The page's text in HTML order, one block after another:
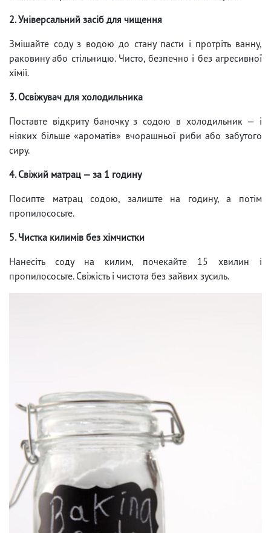
2. Універсальний засіб для чищення
Змішайте соду з водою до стану пасти і протріть ванну,
раковину або стільницю. Чисто, безпечно і без агресивної
хімії.
3. Освіжувач для холодильника
Поставте відкриту баночку з содою в холодильник — і
ніяких більше «ароматів» вчорашньої риби або забутого
сиру.
4. Свіжий матрац — за 1 годину
Посипте матрац содою, залиште на годину, а потім
пропилососьте.
5. Чистка килимів без хімчистки
Нанесіть соду на килим, почекайте 15 хвилин і
пропилососьте. Свіжість і чистота без зайвих зусиль.